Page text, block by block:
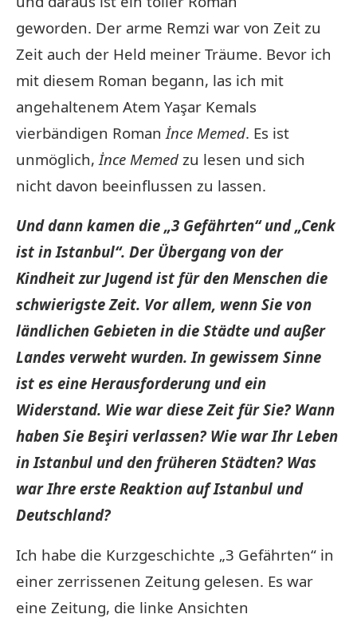
geworden. Der arme Remzi war von Zeit zu
Zeit auch der Held meiner Träume. Bevor ich
mit diesem Roman begann, las ich mit
angehaltenem Atem Yaşar Kemals
vierbändigen Roman İnce Memed. Es ist
unmöglich, İnce Memed zu lesen und sich
nicht davon beeinflussen zu lassen.
Und dann kamen die „3 Gefährten“ und „Cenk
ist in Istanbul“. Der Übergang von der
Kindheit zur Jugend ist für den Menschen die
schwierigste Zeit. Vor allem, wenn Sie von
ländlichen Gebieten in die Städte und außer
Landes verweht wurden. In gewissem Sinne
ist es eine Herausforderung und ein
Widerstand. Wie war diese Zeit für Sie? Wann
haben Sie Beşiri verlassen? Wie war Ihr Leben
in Istanbul und den früheren Städten? Was
war Ihre erste Reaktion auf Istanbul und
Deutschland?
Ich habe die Kurzgeschichte „3 Gefährten“ in
einer zerrissenen Zeitung gelesen. Es war
eine Zeitung, die linke Ansichten